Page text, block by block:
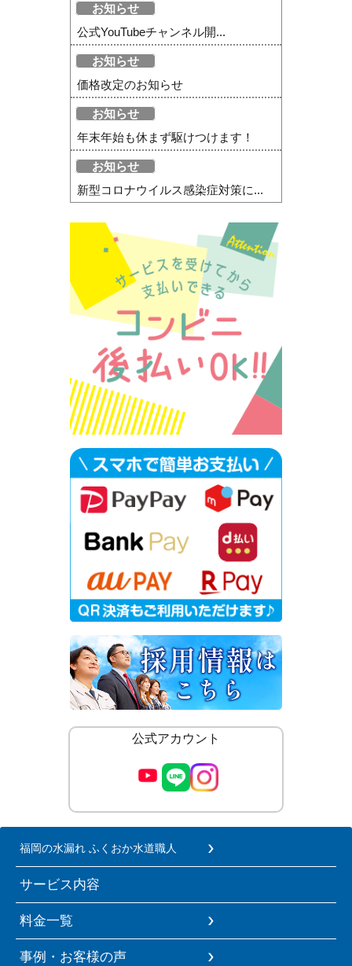
お知らせ
公式YouTubeチャンネル開...
お知らせ
価格改定のお知らせ
お知らせ
年末年始も休まず駆けつけます！
お知らせ
新型コロナウイルス感染症対策に...
公式アカウント
福岡の水漏れ ふくおか水道職人
サービス内容
料金一覧
事例・お客様の声